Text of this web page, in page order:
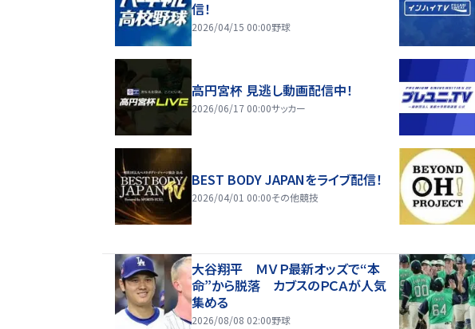
信！
2026/04/15 00:00野球
高円宮杯 見逃し動画配信中！
2026/06/17 00:00サッカー
BEST BODY JAPANをライブ配信！
2026/04/01 00:00その他競技
大谷翔平 ＭＶＰ最新オッズで“本
命”から脱落 カブスのＰＣＡが人気
集める
2026/08/08 02:00野球